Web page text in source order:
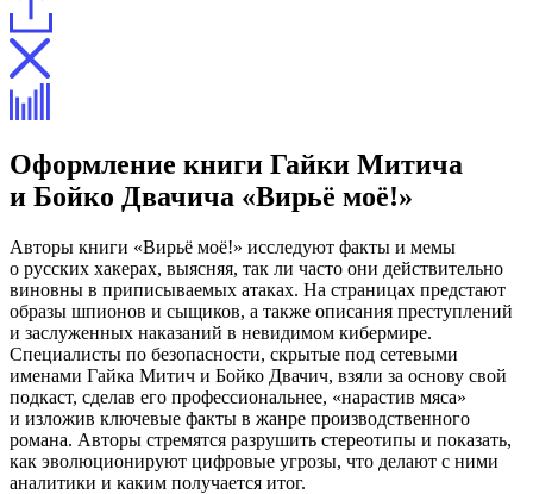
Оформление книги Гайки Митича
и Бойко Двачича «Вирьё моё!»
Авторы книги «Вирьё моё!» исследуют факты и мемы
о русских хакерах, выясняя, так ли часто они действительно
виновны в приписываемых атаках. На страницах предстают
образы шпионов и сыщиков, а также описания преступлений
и заслуженных наказаний в невидимом кибермире.
Специалисты по безопасности, скрытые под сетевыми
именами Гайка Митич и Бойко Двачич, взяли за основу свой
подкаст, сделав его профессиональнее, «нарастив мяса»
и изложив ключевые факты в жанре производственного
романа. Авторы стремятся разрушить стереотипы и показать,
как эволюционируют цифровые угрозы, что делают с ними
аналитики и каким получается итог.